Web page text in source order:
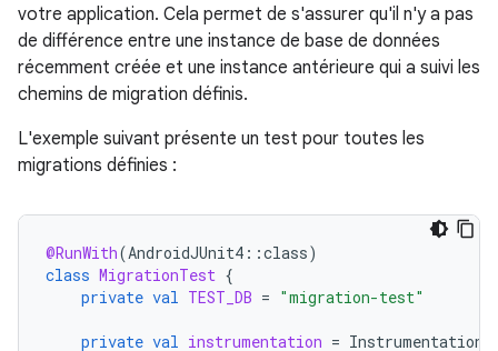
votre application. Cela permet de s'assurer qu'il n'y a pas
de différence entre une instance de base de données
récemment créée et une instance antérieure qui a suivi les
chemins de migration définis.
L'exemple suivant présente un test pour toutes les
migrations définies :
@RunWith(AndroidJUnit4 ::class)
class MigrationTest {
private val TEST_DB = "migration-test"
private val instrumentation =